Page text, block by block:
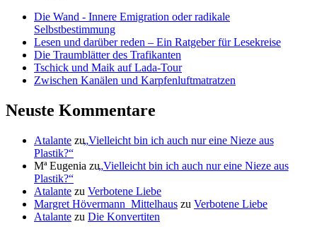
Die Wand - Innere Emigration oder radikale
Selbstbestimmung
Lesen und darüber reden – Ein Ratgeber für Lesekreise
Die Traumblätter des Trafikanten
Tschick und Maik auf Lada-Tour
Zwischen Kanälen und Karpfenluftmatratzen
Neuste Kommentare
Atalante zu
„Vielleicht bin ich auch nur eine Nieze aus
Plastik?“
Mª Eugenia zu
„Vielleicht bin ich auch nur eine Nieze aus
Plastik?“
Atalante zu Verbotene Liebe
Margret Hövermann_Mittelhaus zu Verbotene Liebe
Atalante zu Die Konvertiten